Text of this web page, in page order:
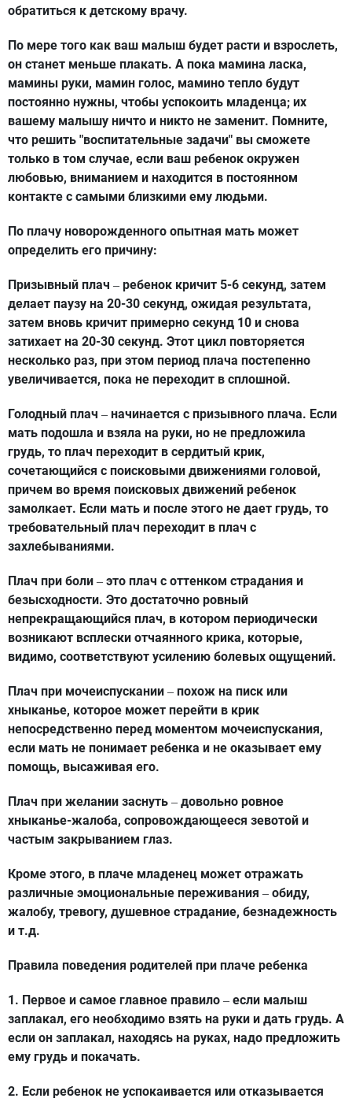
обратиться к детскому врачу.
По мере того как ваш малыш будет расти и взрослеть,
он станет меньше плакать. А пока мамина ласка,
мамины руки, мамин голос, мамино тепло будут
постоянно нужны, чтобы успокоить младенца; их
вашему малышу ничто и никто не заменит. Помните,
что решить "воспитательные задачи" вы сможете
только в том случае, если ваш ребенок окружен
любовью, вниманием и находится в постоянном
контакте с самыми близкими ему людьми.
По плачу новорожденного опытная мать может
определить его причину:
Призывный плач – ребенок кричит 5-6 секунд, затем
делает паузу на 20-30 секунд, ожидая результата,
затем вновь кричит примерно секунд 10 и снова
затихает на 20-30 секунд. Этот цикл повторяется
несколько раз, при этом период плача постепенно
увеличивается, пока не переходит в сплошной.
Голодный плач – начинается с призывного плача. Если
мать подошла и взяла на руки, но не предложила
грудь, то плач переходит в сердитый крик,
сочетающийся с поисковыми движениями головой,
причем во время поисковых движений ребенок
замолкает. Если мать и после этого не дает грудь, то
требовательный плач переходит в плач с
захлебываниями.
Плач при боли – это плач с оттенком страдания и
безысходности. Это достаточно ровный
непрекращающийся плач, в котором периодически
возникают всплески отчаянного крика, которые,
видимо, соответствуют усилению болевых ощущений.
Плач при мочеиспускании – похож на писк или
хныканье, которое может перейти в крик
непосредственно перед моментом мочеиспускания,
если мать не понимает ребенка и не оказывает ему
помощь, высаживая его.
Плач при желании заснуть – довольно ровное
хныканье-жалоба, сопровождающееся зевотой и
частым закрыванием глаз.
Кроме этого, в плаче младенец может отражать
различные эмоциональные переживания – обиду,
жалобу, тревогу, душевное страдание, безнадежность
и т.д.
Правила поведения родителей при плаче ребенка
1. Первое и самое главное правило – если малыш
заплакал, его необходимо взять на руки и дать грудь. А
если он заплакал, находясь на руках, надо предложить
ему грудь и покачать.
2. Если ребенок не успокаивается или отказывается